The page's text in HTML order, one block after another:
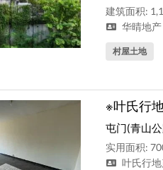
建筑面积:
华晴地产
村屋土地
※叶氏行
屯门(青山
实用面积:
叶氏行